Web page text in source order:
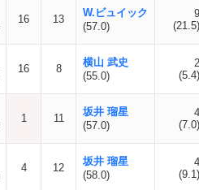
16 13
W.ビュイック
(57.0)
9
(21.5)
16 8
横山 武史
(55.0)
2
(5.4)
1 11
坂井 瑠星
(57.0)
4
(7.0)
4 12
坂井 瑠星
(58.0)
4
(9.1)